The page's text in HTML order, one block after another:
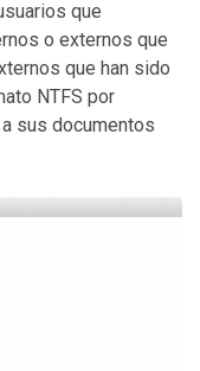
que
o externos que
que han sido
NTFS por
sus documentos